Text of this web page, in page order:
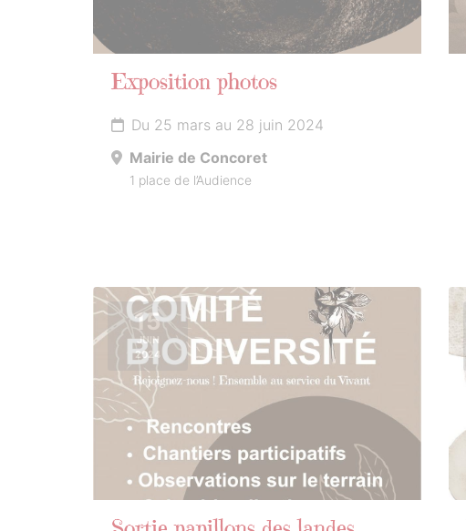
Exposition photos
Du 25 mars au 28 juin 2024
Mairie de Concoret
1 place de l’Audience
15
JUIN
2024